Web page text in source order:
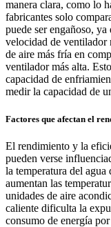
manera clara, como lo
fabricantes solo
puede ser engañoso,
velocidad de ventilador
de aire más fría en
ventilador más alta.
capacidad de
medir la capacidad de
Factores que afectan el
El rendimiento y la
pueden verse
la temperatura del
aumentan las
unidades de aire
caliente dificulta la
consumo de energía